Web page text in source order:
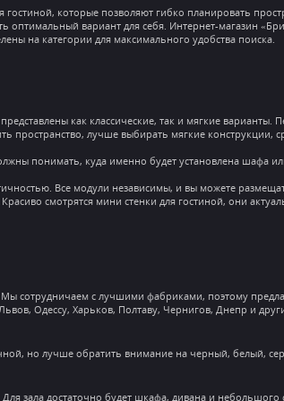
которые позволяют гибко планировать
вариант для себя. Интернет-магазин
на категории для максимального удобства поиска.
как классические, так и мягкие варианты.
пространство, лучше выбирать мягкие конструкции,
понимать, куда именно будет установлена шафа
Все модули независимы, и вы можете
смотрятся мини стенки для гостиной, они
сотрудничаем с лучшими фабриками, поэтому
Одессу, Харьков, Полтаву, Чернигов, Днепр и
но лучше обратить внимание на черный, белый,
зала достаточно будет шкафа, дивана и небольшого